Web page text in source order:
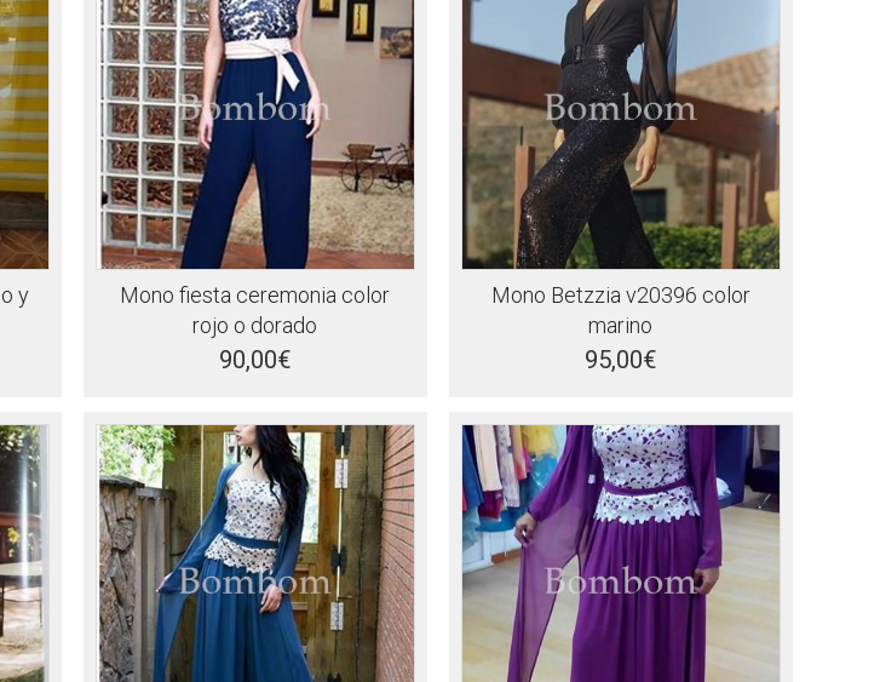
y
Mono fiesta ceremonia color
rojo o dorado
90,00€
Mono Betzzia v20396 color
marino
95,00€